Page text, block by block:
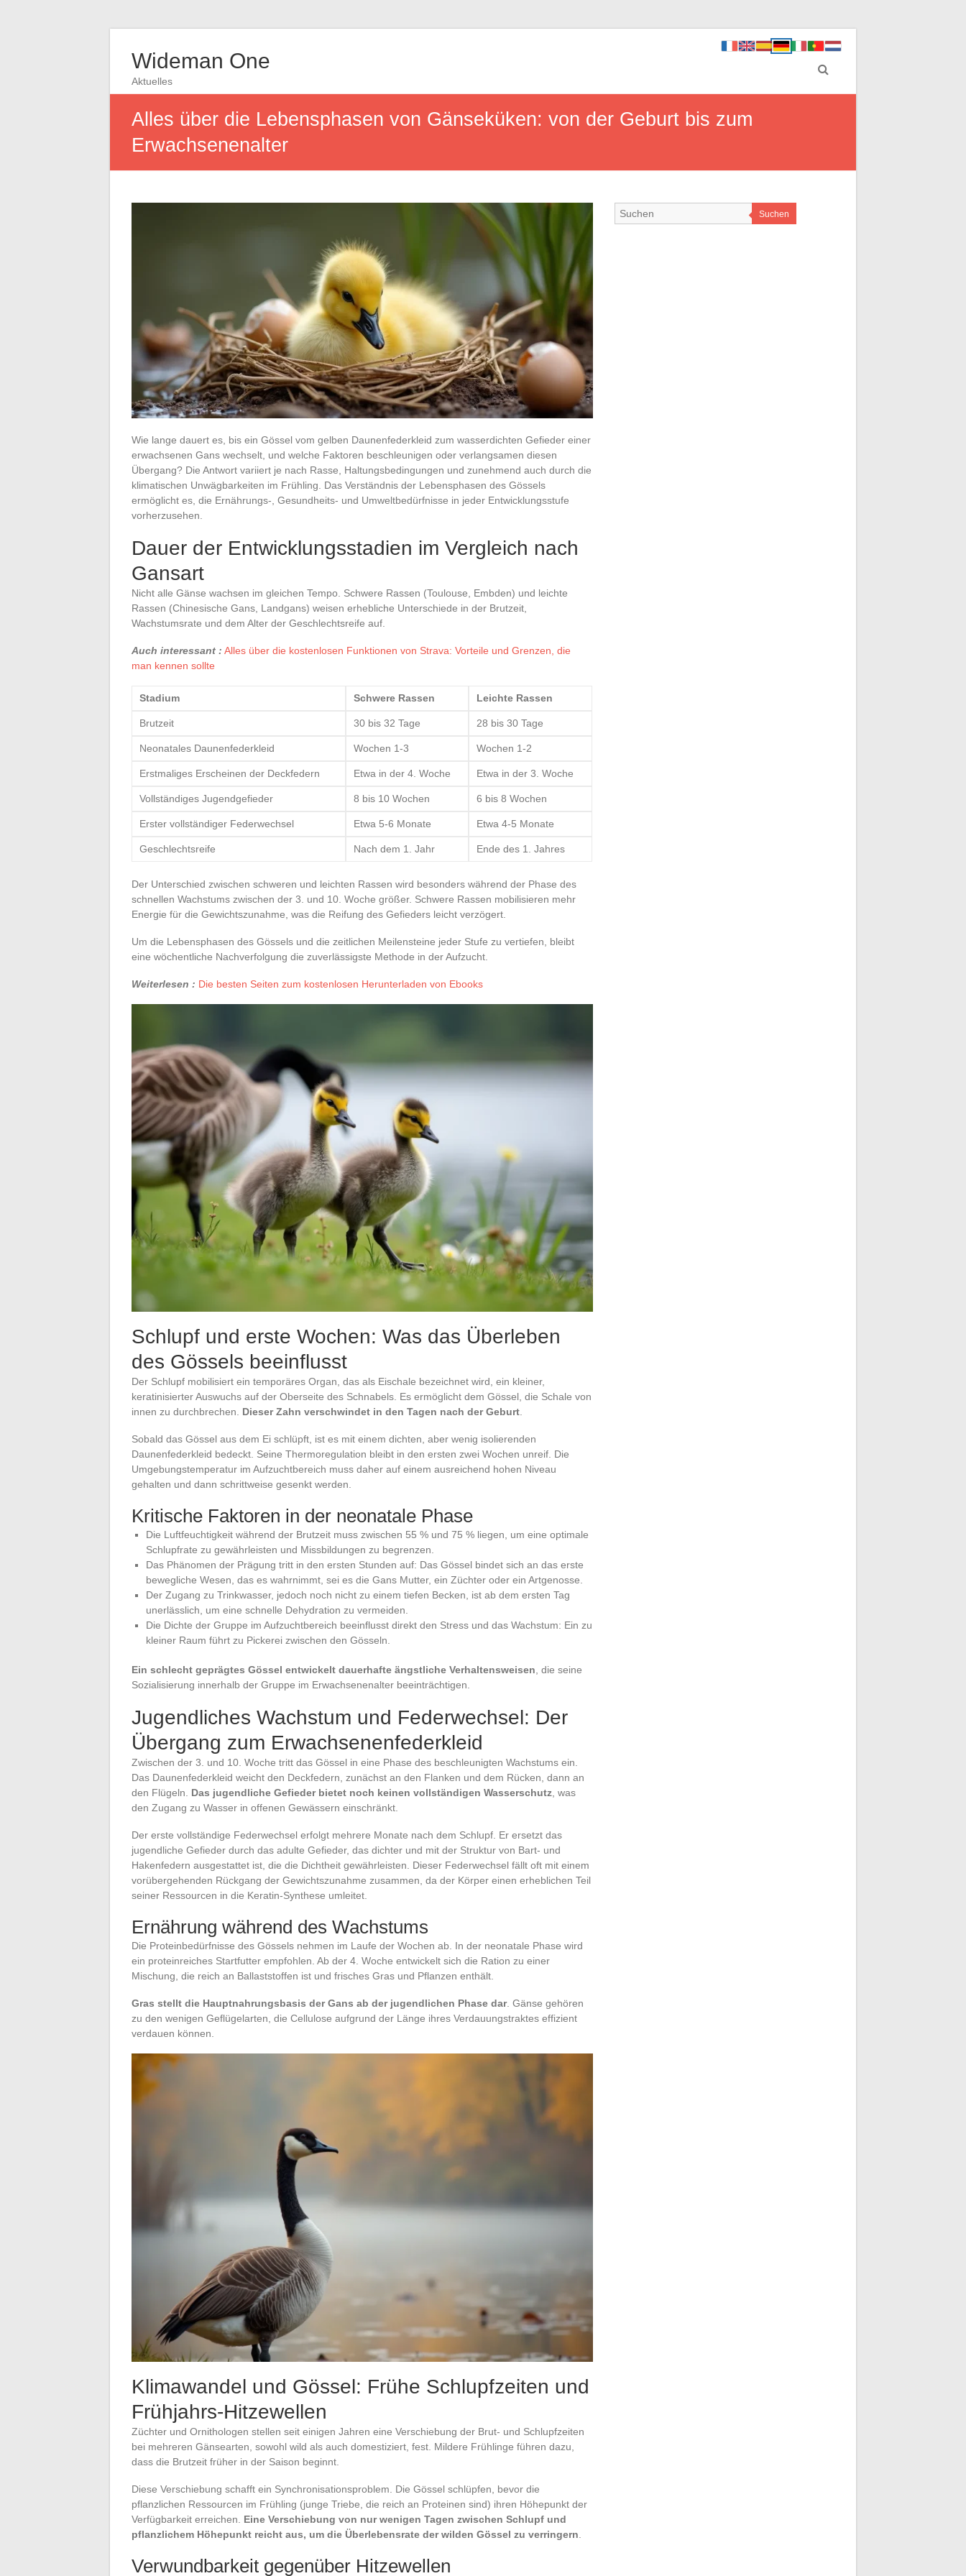
Wideman One
Aktuelles
Alles über die Lebensphasen von Gänseküken: von der Geburt bis zum
Erwachsenenalter
Wie lange dauert es, bis ein Gössel vom gelben Daunenfederkleid zum wasserdichten Gefieder einer
erwachsenen Gans wechselt, und welche Faktoren beschleunigen oder verlangsamen diesen
Übergang? Die Antwort variiert je nach Rasse, Haltungsbedingungen und zunehmend auch durch die
klimatischen Unwägbarkeiten im Frühling. Das Verständnis der Lebensphasen des Gössels
ermöglicht es, die Ernährungs-, Gesundheits- und Umweltbedürfnisse in jeder Entwicklungsstufe
vorherzusehen.
Dauer der Entwicklungsstadien im Vergleich nach
Gansart
Nicht alle Gänse wachsen im gleichen Tempo. Schwere Rassen (Toulouse, Embden) und leichte
Rassen (Chinesische Gans, Landgans) weisen erhebliche Unterschiede in der Brutzeit,
Wachstumsrate und dem Alter der Geschlechtsreife auf.
Auch interessant : Alles über die kostenlosen Funktionen von Strava: Vorteile und Grenzen, die
man kennen sollte
Stadium Schwere Rassen Leichte Rassen
Brutzeit 30 bis 32 Tage 28 bis 30 Tage
Neonatales Daunenfederkleid Wochen 1-3 Wochen 1-2
Erstmaliges Erscheinen der Deckfedern Etwa in der 4. Woche Etwa in der 3. Woche
Vollständiges Jugendgefieder 8 bis 10 Wochen 6 bis 8 Wochen
Erster vollständiger Federwechsel Etwa 5-6 Monate Etwa 4-5 Monate
Geschlechtsreife Nach dem 1. Jahr Ende des 1. Jahres
Der Unterschied zwischen schweren und leichten Rassen wird besonders während der Phase des
schnellen Wachstums zwischen der 3. und 10. Woche größer. Schwere Rassen mobilisieren mehr
Energie für die Gewichtszunahme, was die Reifung des Gefieders leicht verzögert.
Um die Lebensphasen des Gössels und die zeitlichen Meilensteine jeder Stufe zu vertiefen, bleibt
eine wöchentliche Nachverfolgung die zuverlässigste Methode in der Aufzucht.
Weiterlesen : Die besten Seiten zum kostenlosen Herunterladen von Ebooks
Schlupf und erste Wochen: Was das Überleben
des Gössels beeinflusst
Der Schlupf mobilisiert ein temporäres Organ, das als Eischale bezeichnet wird, ein kleiner,
keratinisierter Auswuchs auf der Oberseite des Schnabels. Es ermöglicht dem Gössel, die Schale von
innen zu durchbrechen. Dieser Zahn verschwindet in den Tagen nach der Geburt.
Sobald das Gössel aus dem Ei schlüpft, ist es mit einem dichten, aber wenig isolierenden
Daunenfederkleid bedeckt. Seine Thermoregulation bleibt in den ersten zwei Wochen unreif. Die
Umgebungstemperatur im Aufzuchtbereich muss daher auf einem ausreichend hohen Niveau
gehalten und dann schrittweise gesenkt werden.
Kritische Faktoren in der neonatale Phase
Die Luftfeuchtigkeit während der Brutzeit muss zwischen 55 % und 75 % liegen, um eine optimale
Schlupfrate zu gewährleisten und Missbildungen zu begrenzen.
Das Phänomen der Prägung tritt in den ersten Stunden auf: Das Gössel bindet sich an das erste
bewegliche Wesen, das es wahrnimmt, sei es die Gans Mutter, ein Züchter oder ein Artgenosse.
Der Zugang zu Trinkwasser, jedoch noch nicht zu einem tiefen Becken, ist ab dem ersten Tag
unerlässlich, um eine schnelle Dehydration zu vermeiden.
Die Dichte der Gruppe im Aufzuchtbereich beeinflusst direkt den Stress und das Wachstum: Ein zu
kleiner Raum führt zu Pickerei zwischen den Gösseln.
Ein schlecht geprägtes Gössel entwickelt dauerhafte ängstliche Verhaltensweisen, die seine
Sozialisierung innerhalb der Gruppe im Erwachsenenalter beeinträchtigen.
Jugendliches Wachstum und Federwechsel: Der
Übergang zum Erwachsenenfederkleid
Zwischen der 3. und 10. Woche tritt das Gössel in eine Phase des beschleunigten Wachstums ein.
Das Daunenfederkleid weicht den Deckfedern, zunächst an den Flanken und dem Rücken, dann an
den Flügeln. Das jugendliche Gefieder bietet noch keinen vollständigen Wasserschutz, was
den Zugang zu Wasser in offenen Gewässern einschränkt.
Der erste vollständige Federwechsel erfolgt mehrere Monate nach dem Schlupf. Er ersetzt das
jugendliche Gefieder durch das adulte Gefieder, das dichter und mit der Struktur von Bart- und
Hakenfedern ausgestattet ist, die die Dichtheit gewährleisten. Dieser Federwechsel fällt oft mit einem
vorübergehenden Rückgang der Gewichtszunahme zusammen, da der Körper einen erheblichen Teil
seiner Ressourcen in die Keratin-Synthese umleitet.
Ernährung während des Wachstums
Die Proteinbedürfnisse des Gössels nehmen im Laufe der Wochen ab. In der neonatale Phase wird
ein proteinreiches Startfutter empfohlen. Ab der 4. Woche entwickelt sich die Ration zu einer
Mischung, die reich an Ballaststoffen ist und frisches Gras und Pflanzen enthält.
Gras stellt die Hauptnahrungsbasis der Gans ab der jugendlichen Phase dar. Gänse gehören
zu den wenigen Geflügelarten, die Cellulose aufgrund der Länge ihres Verdauungstraktes effizient
verdauen können.
Klimawandel und Gössel: Frühe Schlupfzeiten und
Frühjahrs-Hitzewellen
Züchter und Ornithologen stellen seit einigen Jahren eine Verschiebung der Brut- und Schlupfzeiten
bei mehreren Gänsearten, sowohl wild als auch domestiziert, fest. Mildere Frühlinge führen dazu,
dass die Brutzeit früher in der Saison beginnt.
Diese Verschiebung schafft ein Synchronisationsproblem. Die Gössel schlüpfen, bevor die
pflanzlichen Ressourcen im Frühling (junge Triebe, die reich an Proteinen sind) ihren Höhepunkt der
Verfügbarkeit erreichen. Eine Verschiebung von nur wenigen Tagen zwischen Schlupf und
pflanzlichem Höhepunkt reicht aus, um die Überlebensrate der wilden Gössel zu verringern
Verwundbarkeit gegenüber Hitzewellen
Suchen